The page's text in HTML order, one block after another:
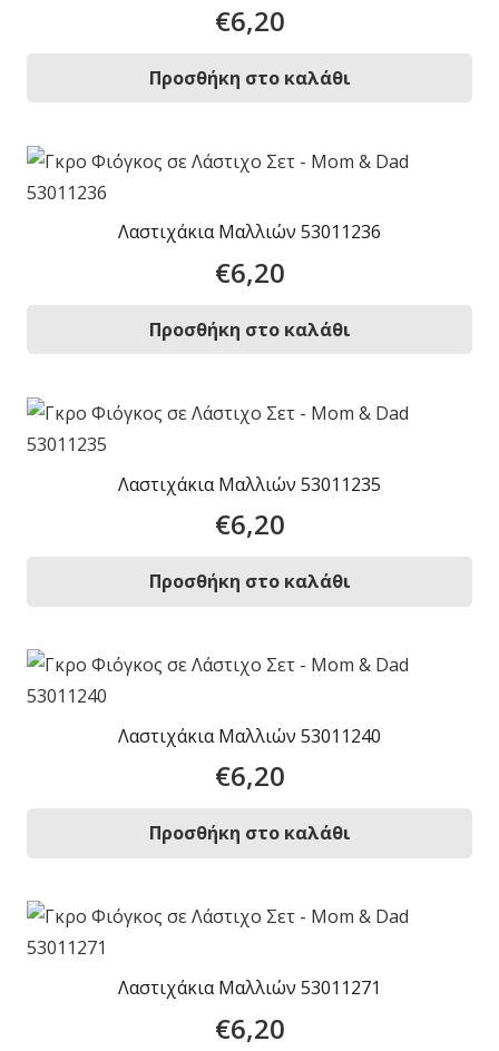
€6,20
Προσθήκη στο καλάθι
Λαστιχάκια Μαλλιών 53011236
€6,20
Προσθήκη στο καλάθι
Λαστιχάκια Μαλλιών 53011235
€6,20
Προσθήκη στο καλάθι
Λαστιχάκια Μαλλιών 53011240
€6,20
Προσθήκη στο καλάθι
Λαστιχάκια Μαλλιών 53011271
€6,20